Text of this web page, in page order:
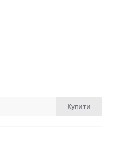
Купити